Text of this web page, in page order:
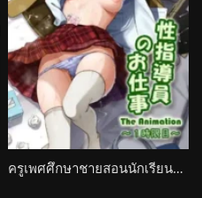
ครูเพศศึกษาชายสอนนักเรียนสาวในโรงเรียนหญิงล้วน Seishidouin no Oshigoto The Animation